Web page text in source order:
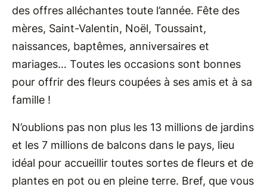
des offres alléchantes toute l’année. Fête des
mères, Saint-Valentin, Noël, Toussaint,
naissances, baptêmes, anniversaires et
mariages… Toutes les occasions sont bonnes
pour offrir des fleurs coupées à ses amis et à sa
famille !
N’oublions pas non plus les 13 millions de jardins
et les 7 millions de balcons dans le pays, lieu
idéal pour accueillir toutes sortes de fleurs et de
plantes en pot ou en pleine terre. Bref, que vous